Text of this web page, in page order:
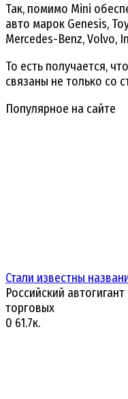
Так, помимо Mini
авто марок Genesis,
Mercedes-Benz, Volvo,
То есть получается,
связаны не только со
Популярное на сайте
Стали известны
Российский
торговых
0 61.7к.